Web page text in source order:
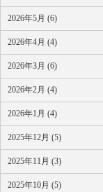
2026年5月 (6)
2026年4月 (4)
2026年3月 (6)
2026年2月 (4)
2026年1月 (4)
2025年12月 (5)
2025年11月 (3)
2025年10月 (5)